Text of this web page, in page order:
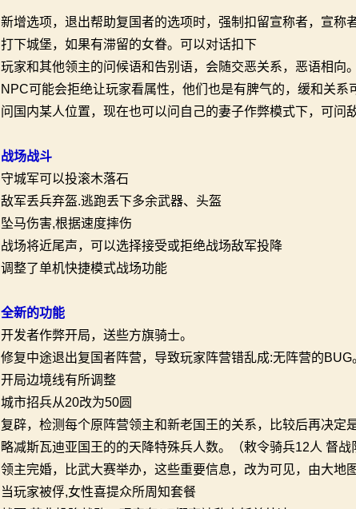
新增选项，退出帮助复国者的选项时，强制扣留宣称者，宣称
打下城堡，如果有滞留的女眷。可以对话扣下
玩家和其他领主的问候语和告别语，会随交恶关系，恶语相向。
NPC可能会拒绝让玩家看属性，他们也是有脾气的，缓和关系
问国内某人位置，现在也可以问自己的妻子作弊模式下，可问
战场战斗
守城军可以投滚木落石
敌军丢兵弃盔.逃跑丢下多余武器、头盔
坠马伤害,根据速度摔伤
战场将近尾声，可以选择接受或拒绝战场敌军投降
调整了单机快捷模式战场功能
全新的功能
开发者作弊开局，送些方旗骑士。
修复中途退出复国者阵营，导致玩家阵营错乱成:无阵营的BUG
开局边境线有所调整
城市招兵从20改为50圆
复辟，检测每个原阵营领主和新老国王的关系，比较后再决定
略减斯瓦迪亚国王的的天降特殊兵人数。（敕令骑兵12人 督战
领主完婚，比武大赛举办，这些重要信息，改为可见，由大地
当玩家被俘,女性喜提众所周知套餐